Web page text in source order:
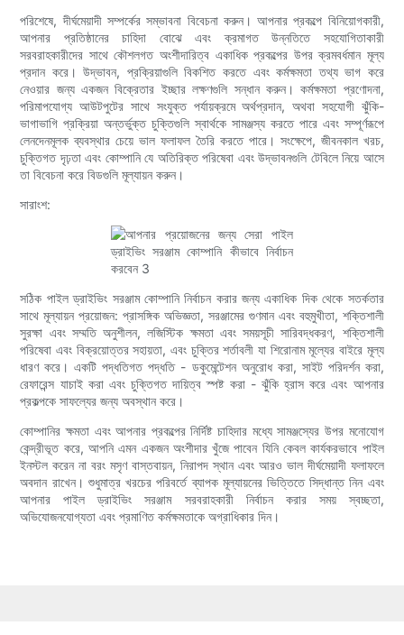
পরিশেষে, দীর্ঘমেয়াদী সম্পর্কের সম্ভাবনা বিবেচনা করুন। আপনার প্রকল্পে বিনিয়োগকারী,
আপনার প্রতিষ্ঠানের চাহিদা বোঝে এবং ক্রমাগত উন্নতিতে সহযোগিতাকারী
সরবরাহকারীদের সাথে কৌশলগত অংশীদারিত্ব একাধিক প্রকল্পের উপর ক্রমবর্ধমান মূল্য
প্রদান করে। উদ্ভাবন, প্রক্রিয়াগুলি বিকশিত করতে এবং কর্মক্ষমতা তথ্য ভাগ করে
নেওয়ার জন্য একজন বিক্রেতার ইচ্ছার লক্ষণগুলি সন্ধান করুন। কর্মক্ষমতা প্রণোদনা,
পরিমাপযোগ্য আউটপুটের সাথে সংযুক্ত পর্যায়ক্রমে অর্থপ্রদান, অথবা সহযোগী ঝুঁকি-
ভাগাভাগি প্রক্রিয়া অন্তর্ভুক্ত চুক্তিগুলি স্বার্থকে সামঞ্জস্য করতে পারে এবং সম্পূর্ণরূপে
লেনদেনমূলক ব্যবস্থার চেয়ে ভাল ফলাফল তৈরি করতে পারে। সংক্ষেপে, জীবনকাল খরচ,
চুক্তিগত দৃঢ়তা এবং কোম্পানি যে অতিরিক্ত পরিষেবা এবং উদ্ভাবনগুলি টেবিলে নিয়ে আসে
তা বিবেচনা করে বিডগুলি মূল্যায়ন করুন।
সারাংশ:
সঠিক পাইল ড্রাইভিং সরঞ্জাম কোম্পানি নির্বাচন করার জন্য একাধিক দিক থেকে সতর্কতার
সাথে মূল্যায়ন প্রয়োজন: প্রাসঙ্গিক অভিজ্ঞতা, সরঞ্জামের গুণমান এবং বহুমুখীতা, শক্তিশালী
সুরক্ষা এবং সম্মতি অনুশীলন, লজিস্টিক ক্ষমতা এবং সময়সূচী সারিবদ্ধকরণ, শক্তিশালী
পরিষেবা এবং বিক্রয়োত্তর সহায়তা, এবং চুক্তির শর্তাবলী যা শিরোনাম মূল্যের বাইরে মূল্য
ধারণ করে। একটি পদ্ধতিগত পদ্ধতি - ডকুমেন্টেশন অনুরোধ করা, সাইট পরিদর্শন করা,
রেফারেন্স যাচাই করা এবং চুক্তিগত দায়িত্ব স্পষ্ট করা - ঝুঁকি হ্রাস করে এবং আপনার
প্রকল্পকে সাফল্যের জন্য অবস্থান করে।
কোম্পানির ক্ষমতা এবং আপনার প্রকল্পের নির্দিষ্ট চাহিদার মধ্যে সামঞ্জস্যের উপর মনোযোগ
কেন্দ্রীভূত করে, আপনি এমন একজন অংশীদার খুঁজে পাবেন যিনি কেবল কার্যকরভাবে পাইল
ইনস্টল করেন না বরং মসৃণ বাস্তবায়ন, নিরাপদ স্থান এবং আরও ভাল দীর্ঘমেয়াদী ফলাফলে
অবদান রাখেন। শুধুমাত্র খরচের পরিবর্তে ব্যাপক মূল্যায়নের ভিত্তিতে সিদ্ধান্ত নিন এবং
আপনার পাইল ড্রাইভিং সরঞ্জাম সরবরাহকারী নির্বাচন করার সময় স্বচ্ছতা,
অভিযোজনযোগ্যতা এবং প্রমাণিত কর্মক্ষমতাকে অগ্রাধিকার দিন।